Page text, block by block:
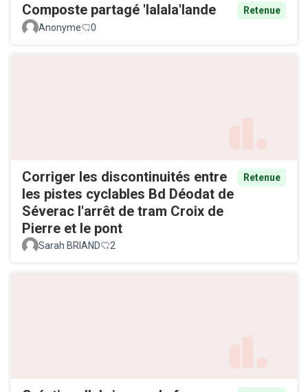
Composte partagé 'lalala'lande
Retenue
Anonyme
0
Corriger les discontinuités entre
les pistes cyclables Bd Déodat de
Séverac l'arrêt de tram Croix de
Pierre et le pont
Retenue
Sarah BRIAND 2